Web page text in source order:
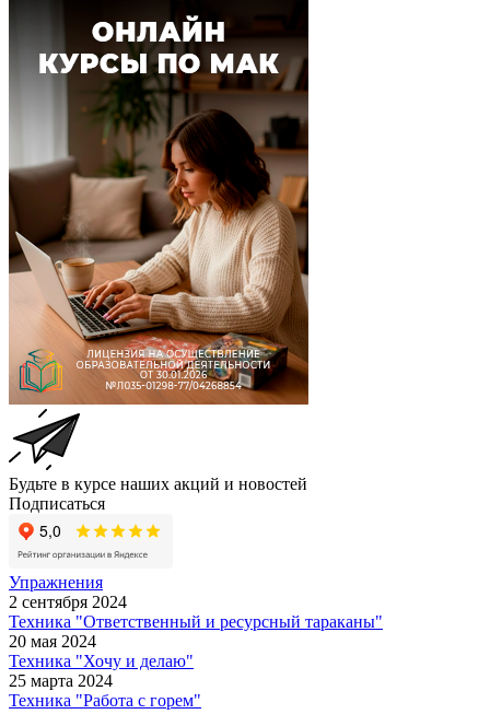
Будьте в курсе наших акций и новостей
Подписаться
Упражнения
2 сентября 2024
Техника "Ответственный и ресурсный тараканы"
20 мая 2024
Техника "Хочу и делаю"
25 марта 2024
Техника "Работа с горем"